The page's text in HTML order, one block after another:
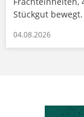
Stückgut bewegt.
04.08.2026